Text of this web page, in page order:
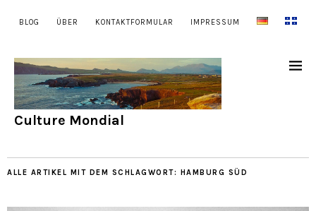
BLOG ÜBER KONTAKTFORMULAR IMPRESSUM
Culture Mondial
ALLE ARTIKEL MIT DEM SCHLAGWORT: HAMBURG SÜD